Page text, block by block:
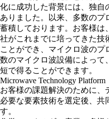
化に成功した背景には、独自
ありました。以来、多数のプ
蓄積しております。お客様は
社がこれまでに培ってきた技
ことができ、マイクロ波の
数のマイクロ波設備によって
短で得ることができます。
Microwave Technology Platform
お客様の課題解決のために、
必要な要素技術を選定後、共
す。